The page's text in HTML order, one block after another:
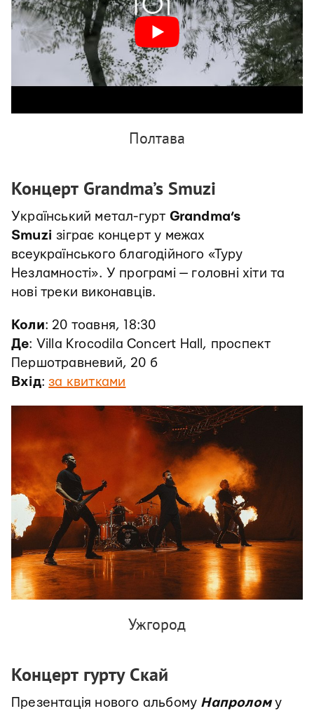
Полтава
Концерт Grandma’s Smuzi
Український метал-гурт Grandma’s
Smuzi зіграє концерт у межах
всеукраїнського благодійного «Туру
Незламності». У програмі — головні хіти та
нові треки виконавців.
Коли: 20 тоавня, 18:30
Де: Villa Krocodila Concert Hall, проспект
Першотравневий, 20 б
Вхід: за квитками
Ужгород
Концерт гурту Скай
Презентація нового альбому Напролому